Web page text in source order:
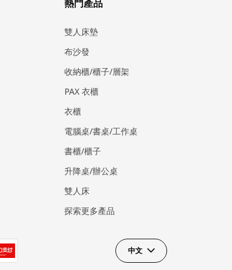
熱門產品
雙人床墊
布沙發
收納櫃/櫃子/層架
PAX 衣櫃
衣櫃
電腦桌/書桌/工作桌
書櫃/櫃子
升降桌/辦公桌
雙人床
探索更多產品
中文